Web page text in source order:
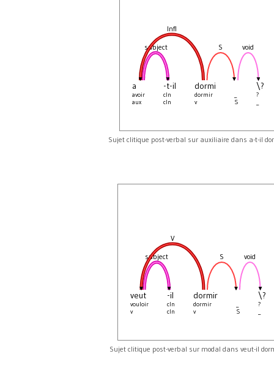
a
avoir
aux
-t-il
cln
cln
dormi
dormir
v
S
\?
?
void
subject S
Infl
Sujet clitique post-verbal sur auxiliaire dans a-t-il
veut
vouloir
v
-il
cln
cln
dormir
dormir
v
S
\?
?
void
subject S
V
Sujet clitique post-verbal sur modal dans veut-il